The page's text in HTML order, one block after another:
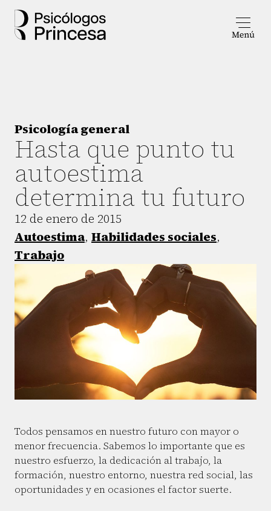
Psicología general
Hasta que punto tu
autoestima
determina tu futuro
12 de enero de 2015
Autoestima, Habilidades sociales,
Trabajo
Todos pensamos en nuestro futuro con mayor o
menor frecuencia. Sabemos lo importante que es
nuestro esfuerzo, la dedicación al trabajo, la
formación, nuestro entorno, nuestra red social, las
oportunidades y en ocasiones el factor suerte.